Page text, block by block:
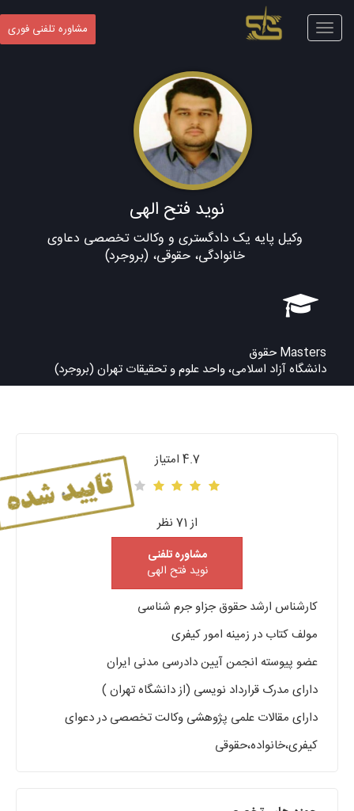
Toggle
navigation
مشاوره تلفنی فوری
نوید فتح الهی
وکیل پایه یک دادگستری و وکالت تخصصی دعاوی
خانوادگی، حقوقی، (بروجرد)
Masters حقوق
دانشگاه آزاد اسلامی، واحد علوم و تحقیقات تهران (بروجرد)
4.7 امتیاز
از 71 نظر
مشاوره تلفنی
نوید فتح الهی
کارشناس ارشد حقوق جزاو جرم شناسی
مولف کتاب در زمینه امور کیفری
عضو پیوسته انجمن آیین دادرسی مدنی ایران
دارای مدرک قرارداد نویسی (از دانشگاه تهران )
دارای مقالات علمی پژوهشی وکالت تخصصی در دعوای
کیفری،خانواده،حقوقی